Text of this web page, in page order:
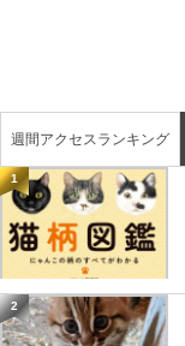
週間アクセスランキング
1
2